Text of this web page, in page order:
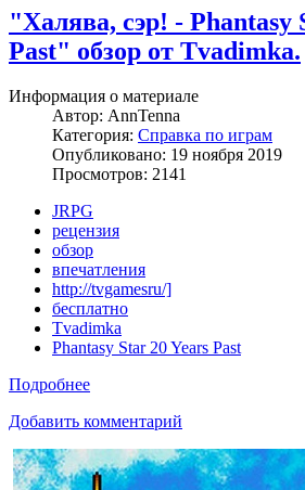
"Халява, сэр! - Phantasy
Past" обзор от Tvadimka.
Информация о материале
Автор: AnnTenna
Категория: Справка по играм
Опубликовано: 19 ноября 2019
Просмотров: 2141
JRPG
рецензия
обзор
впечатления
http://tvgamesru/]
бесплатно
Tvadimka
Phantasy Star 20 Years Past
Подробнее
Добавить комментарий